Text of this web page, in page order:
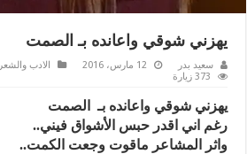
يهزني شوقي واعانده بـ الصمت
سعيد بدر 12 مارس، 2016 الادب والشعر
373 زيارة
يهزني شوقي واعانده بـ الصمت
رغم اني اقدر حبس الأشواق فيني..
واثر المشاعر ماقوت وجعت الكمت..